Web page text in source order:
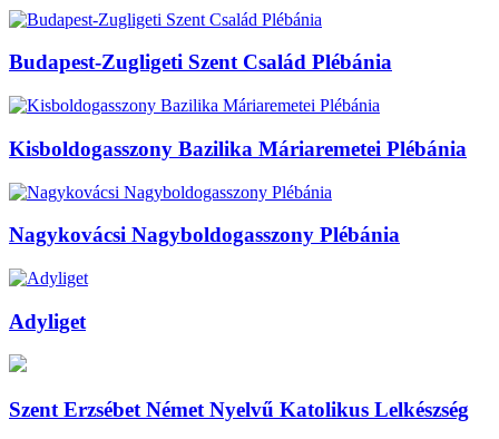
Budapest-Zugligeti Szent Család Plébánia
Kisboldogasszony Bazilika Máriaremetei Plébánia
Nagykovácsi Nagyboldogasszony Plébánia
Adyliget
Szent Erzsébet Német Nyelvű Katolikus Lelkészség